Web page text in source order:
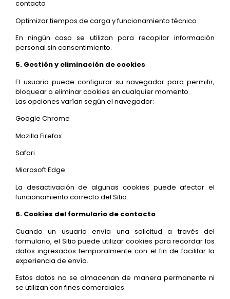
contacto
Optimizar tiempos de carga y funcionamiento técnico
En ningún caso se utilizan para recopilar información
personal sin consentimiento.
5. Gestión y eliminación de cookies
El usuario puede configurar su navegador para permitir,
bloquear o eliminar cookies en cualquier momento.
Las opciones varían según el navegador:
Google Chrome
Mozilla Firefox
Safari
Microsoft Edge
La desactivación de algunas cookies puede afectar el
funcionamiento correcto del Sitio.
6. Cookies del formulario de contacto
Cuando un usuario envía una solicitud a través del
formulario, el Sitio puede utilizar cookies para recordar los
datos ingresados temporalmente con el fin de facilitar la
experiencia de envío.
Estos datos no se almacenan de manera permanente ni
se utilizan con fines comerciales.